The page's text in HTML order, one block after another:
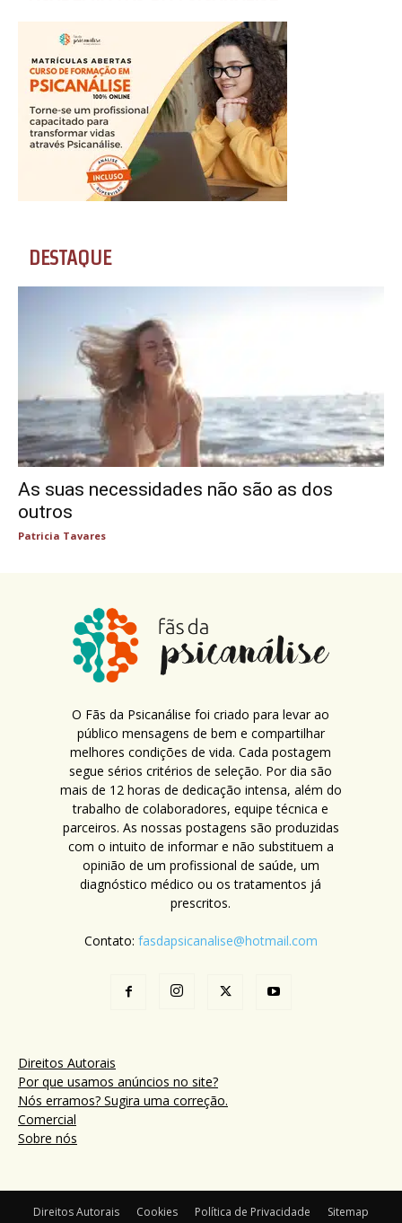
DESTAQUE
As suas necessidades não são as dos
outros
Patricia Tavares
O Fãs da Psicanálise foi criado para levar ao
público mensagens de bem e compartilhar
melhores condições de vida. Cada postagem
segue sérios critérios de seleção. Por dia são
mais de 12 horas de dedicação intensa, além do
trabalho de colaboradores, equipe técnica e
parceiros. As nossas postagens são produzidas
com o intuito de informar e não substituem a
opinião de um profissional de saúde, um
diagnóstico médico ou os tratamentos já
prescritos.
Contato: fasdapsicanalise@hotmail.com
Direitos Autorais
Por que usamos anúncios no site?
Nós erramos? Sugira uma correção.
Comercial
Sobre nós
Direitos Autorais Cookies Política de Privacidade Sitemap